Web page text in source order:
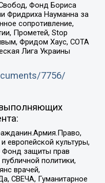
Фонд Бориса
Фридриха Науманна за
сопротивление,
Прометей, Stop
Фридом Хаус, СОТА
Лига Украины
7756/
европейской культуры,
Фонд защиты прав
политики,
врачей,
СВЕЧА, Гуманитарное